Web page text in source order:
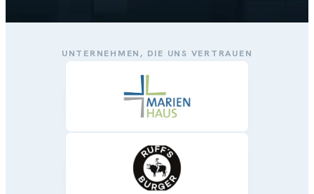
UNTERNEHMEN, DIE UNS VERTRAUEN